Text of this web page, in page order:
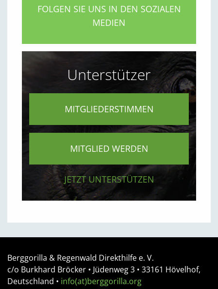
FOLGEN SIE UNS IN DEN SOZIALEN
MEDIEN
Unterstützer
MITGLIEDERSTIMMEN
MITGLIED WERDEN
JETZT UNTERSTÜTZEN
Berggorilla & Regenwald Direkthilfe e. V.
c/o Burkhard Bröcker • Jüdenweg 3 • 33161 Hövelhof,
Deutschland • info(at)berggorilla.org